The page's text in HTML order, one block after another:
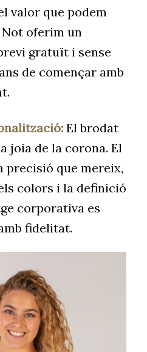
valor que podem
oferim un
gratuït i sense
de començar amb
El brodat
joia de la corona. El
precisió que mereix,
colors i la definició
corporativa es
fidelitat.